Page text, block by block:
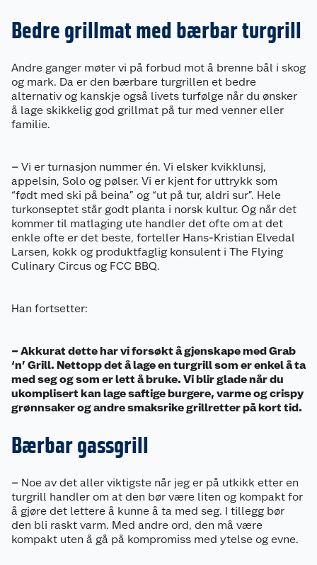
Bedre grillmat med bærbar turgrill
Andre ganger møter vi på forbud mot å brenne bål i skog
og mark. Da er den bærbare turgrillen et bedre
alternativ og kanskje også livets turfølge når du ønsker
å lage skikkelig god grillmat på tur med venner eller
familie.
– Vi er turnasjon nummer én. Vi elsker kvikklunsj,
appelsin, Solo og pølser. Vi er kjent for uttrykk som
“født med ski på beina” og “ut på tur, aldri sur”. Hele
turkonseptet står godt planta i norsk kultur. Og når det
kommer til matlaging ute handler det ofte om at det
enkle ofte er det beste, forteller Hans-Kristian Elvedal
Larsen, kokk og produktfaglig konsulent i The Flying
Culinary Circus og FCC BBQ.
Han fortsetter:
– Akkurat dette har vi forsøkt å gjenskape med Grab
‘n’ Grill. Nettopp det å lage en turgrill som er enkel å ta
med seg og som er lett å bruke. Vi blir glade når du
ukomplisert kan lage saftige burgere, varme og crispy
grønnsaker og andre smaksrike grillretter på kort tid.
Bærbar gassgrill
– Noe av det aller viktigste når jeg er på utkikk etter en
turgrill handler om at den bør være liten og kompakt for
å gjøre det lettere å kunne å ta med seg. I tillegg bør
den bli raskt varm. Med andre ord, den må være
kompakt uten å gå på kompromiss med ytelse og evne.